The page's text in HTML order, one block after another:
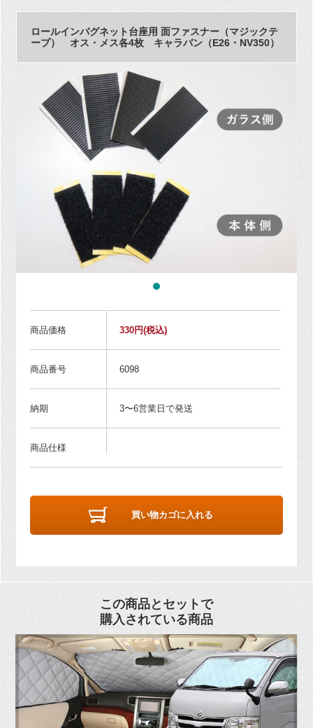
ロールインバグネット台座用 面ファスナー（マジックテ
ープ） オス・メス各4枚 キャラバン（E26・NV350）
商品価格 330円(税込)
商品番号 6098
納期 3〜6営業日で発送
商品仕様
買い物カゴに入れる
この商品とセットで
購入されている商品